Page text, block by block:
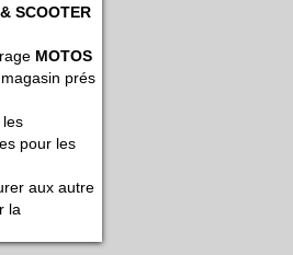
SCOOTER
MOTOS
magasin prés
les
pour les
aux autre
la